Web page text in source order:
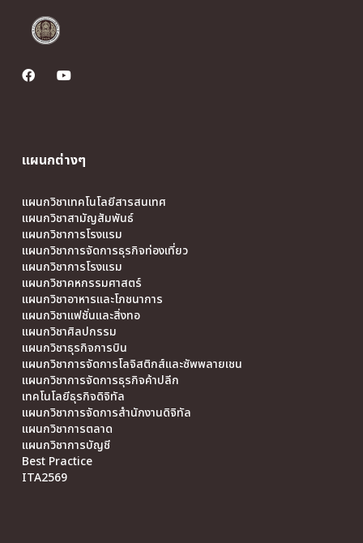
แผนกต่างๆ
แผนกวิชาเทคโนโลยีสารสนเทศ
แผนกวิชาสามัญสัมพันธ์
แผนกวิชาการโรงแรม
แผนกวิชาการจัดการธุรกิจท่องเที่ยว
แผนกวิชาการโรงแรม
แผนกวิชาคหกรรมศาสตร์
แผนกวิชาอาหารและโภชนาการ
แผนกวิชาแฟชั่นและสิ่งทอ
แผนกวิชาศิลปกรรม
แผนกวิชาธุรกิจการบิน
แผนกวิชาการจัดการโลจิสติกส์และซัพพลายเชน
แผนกวิชาการจัดการธุรกิจค้าปลีก
เทคโนโลยีธุรกิจดิจิทัล
แผนกวิชาการจัดการสำนักงานดิจิทัล
แผนกวิชาการตลาด
แผนกวิชาการบัญชี
Best Practice
ITA2569